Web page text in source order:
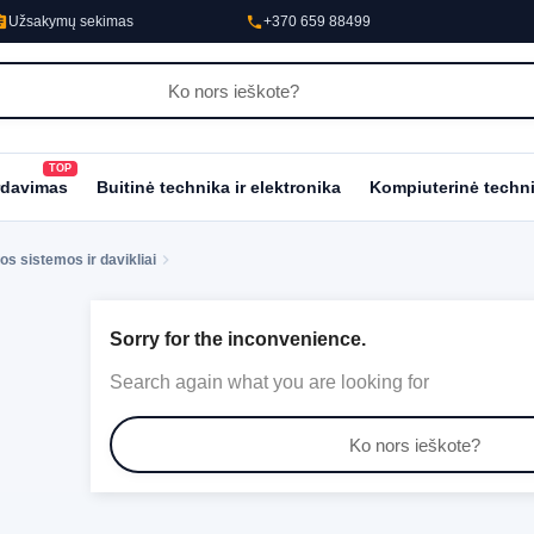
Užsakymų sekimas phone+370 659 88499
TOP
Buitinė technika ir elektronika Kompiuterinė
sistemos ir davikliai
Sorry for the inconvenience.
Search again what you are looking for